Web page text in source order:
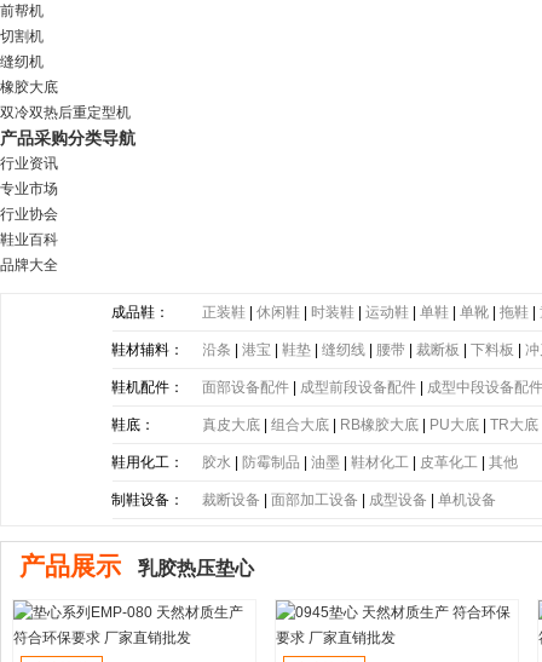
前帮机
切割机
缝纫机
橡胶大底
双冷双热后重定型机
产品采购分类导航
行业资讯
专业市场
行业协会
鞋业百科
品牌大全
成品鞋： 正装鞋 |休闲鞋 时装鞋 |运动鞋 |单鞋 |单靴 |拖鞋 |
鞋材辅料： 沿条 |港宝 |鞋垫 |缝纫线 腰带 |裁断板 |下料板 |
带|塑胶片|其他
鞋机配件： 面部设备配件 成型前段设备配件 成型中段设备配
鞋底： 真皮大底 |组合大底 RB橡胶大底 PU大底 |TR大底
底|PE大底|PP大底| SBR大底| PC大底| 软木大底
鞋用化工： 胶水 防霉制品 |油墨 |鞋材化工 皮革化工 |其他
制鞋设备： 裁断设备 |面部加工设备 成型设备 |单机设备
产品展示 乳胶热压垫心